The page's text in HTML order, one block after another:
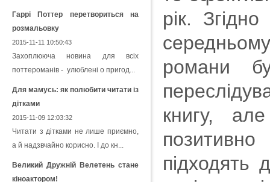
рік.
романи
книгу,
підходять
Гаррі Поттер перетвориться на
розмальовку
2015-11-11 10:50:43
Захоплююча новина для всіх
поттероманів - улюблені о пригод...
Для мамусь: як полюбити читати із
дітками
2015-11-09 12:03:32
Читати з дітками не лише приємно,
а й надзвчайно корисно. І до кн...
Великий Дружній Велетень стане
кіноактором!